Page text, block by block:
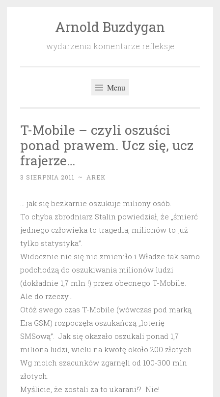
Arnold Buzdygan
wydarzenia komentarze refleksje
Menu
T-Mobile – czyli oszuści
ponad prawem. Ucz się, ucz
frajerze…
3 SIERPNIA 2011 ~ AREK
… jak się bezkarnie oszukuje miliony osób.
To chyba zbrodniarz Stalin powiedział, że „śmierć
jednego człowieka to tragedia, milionów to już
tylko statystyka”.
Widocznie nic się nie zmieniło i Władze tak samo
podchodzą do oszukiwania milionów ludzi
(dokładnie 1,7 mln !) przez obecnego T-Mobile.
Ale do rzeczy…
Otóż swego czas T-Mobile (wówczas pod marką
Era GSM) rozpoczęła oszukańczą „loterię
SMSową”. Jak się okazało oszukali ponad 1,7
miliona ludzi, wielu na kwotę około 200 złotych.
Wg moich szacunków zgarnęli od 100-300 mln
złotych.
Myślicie, że zostali za to ukarani!? Nie!